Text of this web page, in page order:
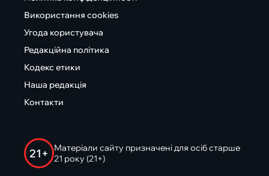
Використання cookies
Угода користувача
Редакційна політика
Кодекс етики
Наша редакція
Контакти
21+
Матеріали сайту призначені для осіб старше
21 року (21+)